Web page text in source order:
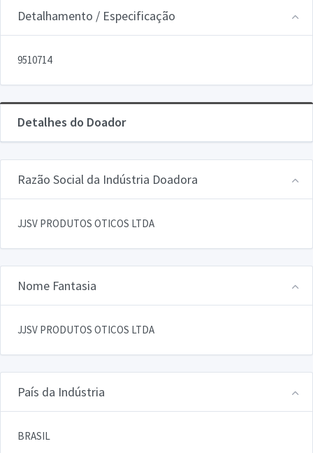
Detalhamento / Especificação
9510714
Detalhes do Doador
Razão Social da Indústria Doadora
JJSV PRODUTOS OTICOS LTDA
Nome Fantasia
JJSV PRODUTOS OTICOS LTDA
País da Indústria
BRASIL